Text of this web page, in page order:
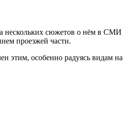
нескольких сюжетов о нём в СМИ
проезжей части.
этим, особенно радуясь видам на